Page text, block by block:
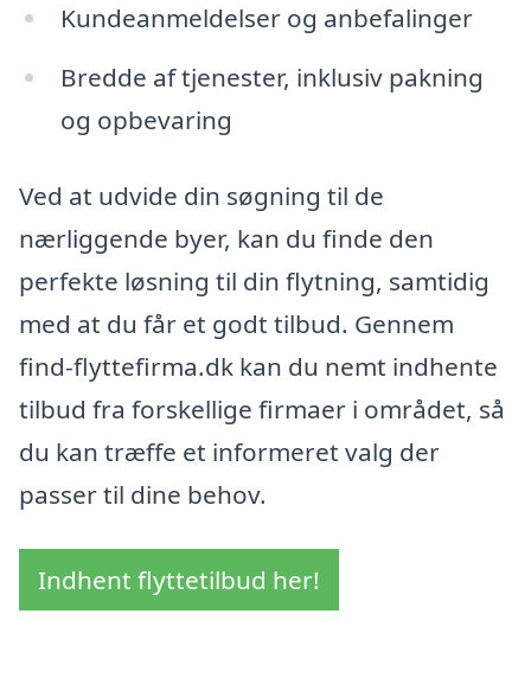
Kundeanmeldelser og anbefalinger
Bredde af tjenester, inklusiv pakning
og opbevaring
Ved at udvide din søgning til de
nærliggende byer, kan du finde den
perfekte løsning til din flytning, samtidig
med at du får et godt tilbud. Gennem
find-flyttefirma.dk kan du nemt indhente
tilbud fra forskellige firmaer i området, så
du kan træffe et informeret valg der
passer til dine behov.
Indhent flyttetilbud her!